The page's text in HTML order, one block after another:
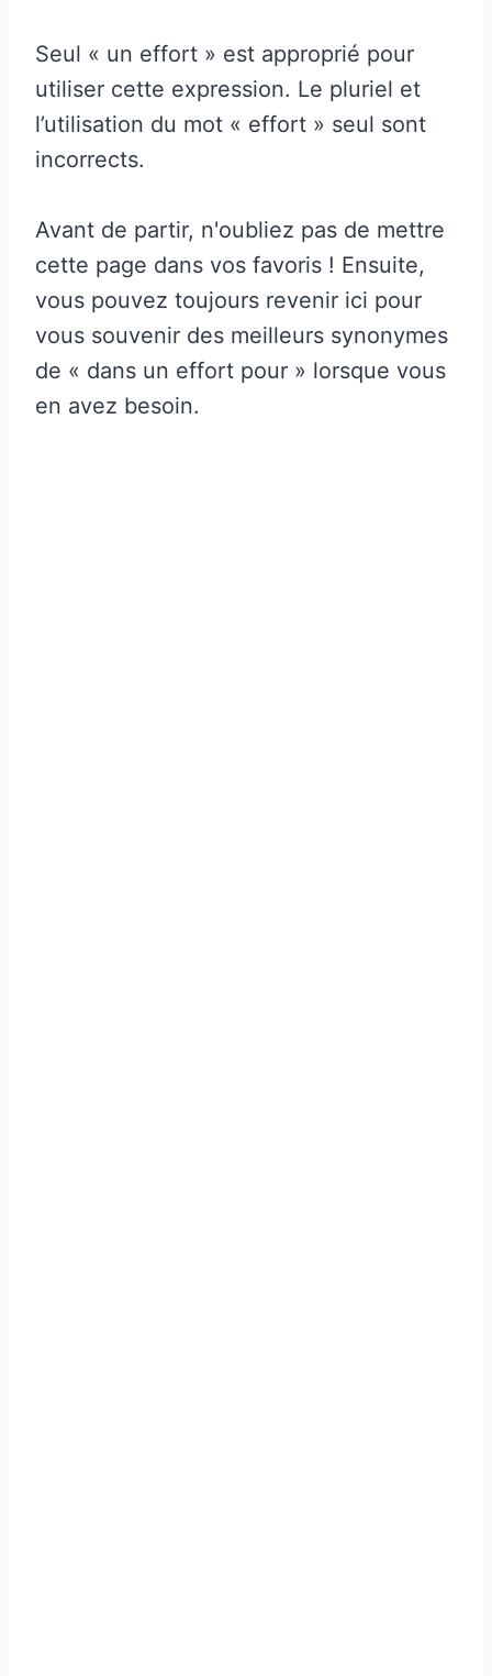
Seul « un effort » est approprié pour
utiliser cette expression. Le pluriel et
l’utilisation du mot « effort » seul sont
incorrects.
Avant de partir, n'oubliez pas de mettre
cette page dans vos favoris ! Ensuite,
vous pouvez toujours revenir ici pour
vous souvenir des meilleurs synonymes
de « dans un effort pour » lorsque vous
en avez besoin.